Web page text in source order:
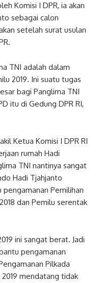
Komisi I DPR, ia akan
sebagai calon
setelah surat usulan
TNI adalah dalam
2019. Ini suatu tugas
bagi Panglima TNI
itu di Gedung DPR RI,
Ketua Komisi I DPR RI
rumah Hadi
TNI nantinya sangat
Hadi Tjahjanto
Pemilihan
dan Pemilu serentak
ini sangat berat. Jadi
pengamanan
Pilkada
mendatang tidak